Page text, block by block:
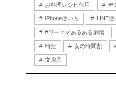
お料理レシピ代用 デ
iPhone使い方 LINE使
#ワーママあるある劇場
時短 女の時間割
文房具